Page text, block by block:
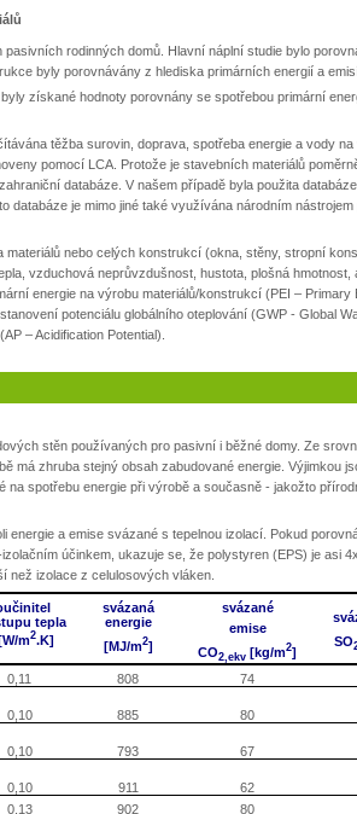
rodinných domů. Hlavní náplní studie bylo
byly porovnávány z hlediska primárních energií a
získané hodnoty porovnány se spotřebou primární
těžba surovin, doprava, spotřeba energie a vody
pomocí LCA. Protože je stavebních materiálů
databáze. V našem případě byla použita
databáze je mimo jiné také využívána národním
nebo celých konstrukcí (okna, stěny, stropní
vzduchová neprůvzdušnost, hustota, plošná hmotnost,
energie na výrobu materiálů/konstrukcí (PEI – Primary
potenciálu globálního oteplování (GWP - Global
– Acidification Potential).
stěn používaných pro pasivní i běžné domy. Ze
má zhruba stejný obsah zabudované energie. Výjimkou
na spotřebu energie při výrobě a současně - jakožto
a emise svázané s tepelnou izolací. Pokud
účinkem, ukazuje se, že polystyren (EPS) je asi
než izolace z celulosových vláken.
tepla
m2.K]
svázaná
energie
[MJ/m2]
svázané
emise
CO2,ekv [kg/m2]
SO
0,11 808 74
0,10 885 80
0,10 793 67
0,10 911 62
0,13 902 80